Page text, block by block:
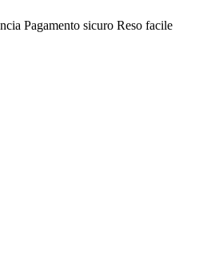
Pagamento sicuro Reso facile